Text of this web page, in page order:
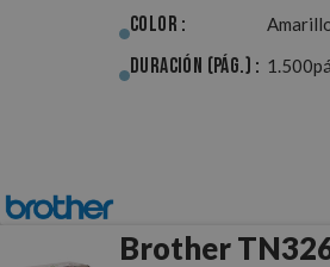
Color :
Duración (pág.) :
Brother